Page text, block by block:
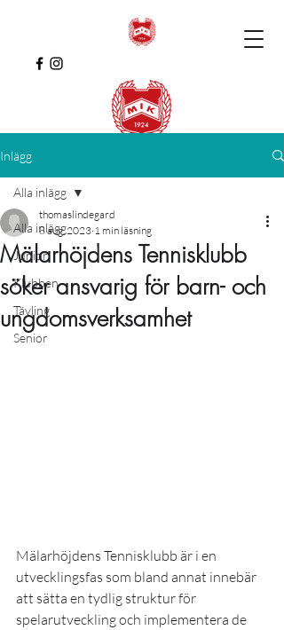
Inlägg
Alla inlägg
Junior
Klubben
Tävling
Senior
Alla inlägg
Mälarhöjdens Tennisklubb
söker ansvarig för barn- och
ungdomsverksamhet
thomaslindegard
8 aug. 2023 1 min läsning
Mälarhöjdens Tennisklubb är i en
utvecklingsfas som bland annat innebär
att sätta en tydlig struktur för
spelarutveckling och implementera de